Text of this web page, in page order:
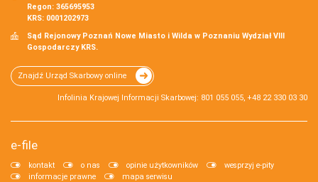
Regon: 365695953
KRS: 0001202973
Sąd Rejonowy Poznań Nowe Miasto i Wilda w Poznaniu Wydział VIII
Gospodarczy KRS.
Znajdź Urząd Skarbowy online
Infolinia Krajowej Informacji Skarbowej: 801 055 055, +48 22 330 03 30
e-file
kontakt o nas opinie użytkowników
wesprzyj e-pity
informacje prawne
mapa serwisu